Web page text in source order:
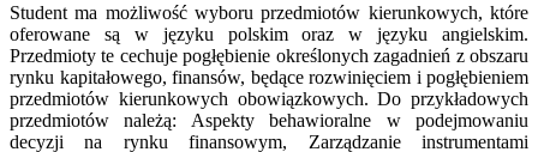
Student ma możliwość wyboru przedmiotów kierunkowych, które
oferowane są w języku polskim oraz w języku angielskim.
Przedmioty te cechuje pogłębienie określonych zagadnień z obszaru
rynku kapitałowego, finansów, będące rozwinięciem i pogłębieniem
przedmiotów kierunkowych obowiązkowych. Do przykładowych
przedmiotów należą: Aspekty behawioralne w podejmowaniu
decyzji na rynku finansowym, Zarządzanie instrumentami